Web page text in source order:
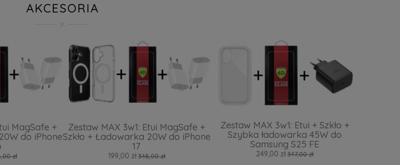
AKCESORIA
MagSafe +
do iPhone
zł
Zestaw MAX 3w1: Etui MagSafe +
Szkło + Ładowarka 20W do iPhone
17
199,00 zł 348,00 zł
Zestaw MAX 3w1: Etui + Szkło +
Szybka ładowarka 45W do
Samsung S25 FE
249,00 zł 347,00 zł